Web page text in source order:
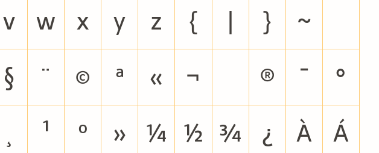
v w x y z { | }
~
§ ¨ © ª « ¬ ® ¯
°
¸ ¹ º » ¼ ½ ¾ ¿ À Á